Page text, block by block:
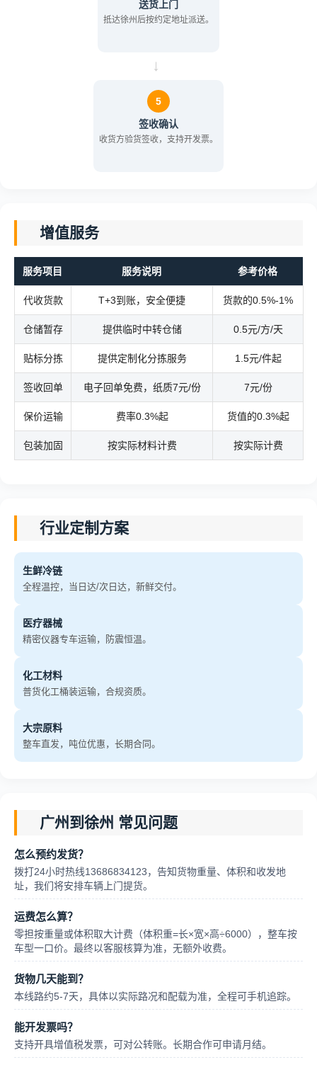
送货上门
抵达徐州后按约定地址派送。
→
5
签收确认
收货方验货签收，支持开发票。
增值服务
服务项目 服务说明 参考价格
代收货款 T+3到账，安全便捷 货款的0.5%-1%
仓储暂存 提供临时中转仓储 0.5元/方/天
贴标分拣 提供定制化分拣服务 1.5元/件起
签收回单 电子回单免费，纸质7元/份 7元/份
保价运输 费率0.3%起 货值的0.3%起
包装加固 按实际材料计费 按实际计费
行业定制方案
生鲜冷链
全程温控，当日达/次日达，新鲜交付。
医疗器械
精密仪器专车运输，防震恒温。
化工材料
普货化工桶装运输，合规资质。
大宗原料
整车直发，吨位优惠，长期合同。
广州到徐州 常见问题
怎么预约发货？
拨打24小时热线13686834123，告知货物重量、体积和收发地
址，我们将安排车辆上门提货。
运费怎么算？
零担按重量或体积取大计费（体积重=长×宽×高÷6000），整车按
车型一口价。最终以客服核算为准，无额外收费。
货物几天能到？
本线路约5-7天，具体以实际路况和配载为准，全程可手机追踪。
能开发票吗？
支持开具增值税发票，可对公转账。长期合作可申请月结。